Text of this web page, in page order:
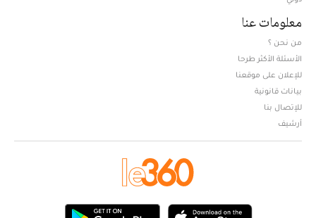
معلومات عنا
من نحن ؟
الأسئلة الأكثر طرحا
للإعلان على موقعنا
بيانات قانونية
للإتصال بنا
أرشيف